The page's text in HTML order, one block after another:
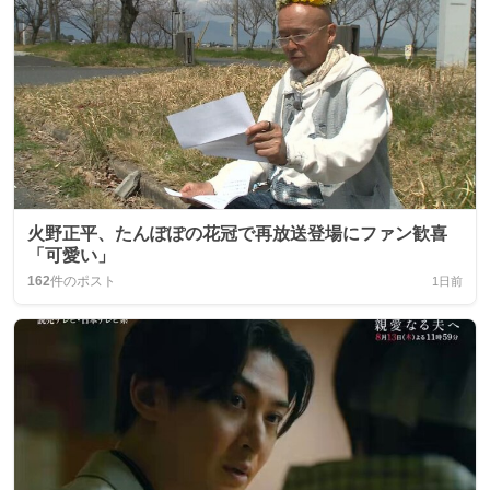
火野正平、たんぽぽの花冠で再放送登場にファン歓喜
「可愛い」
162件のポスト 1日前